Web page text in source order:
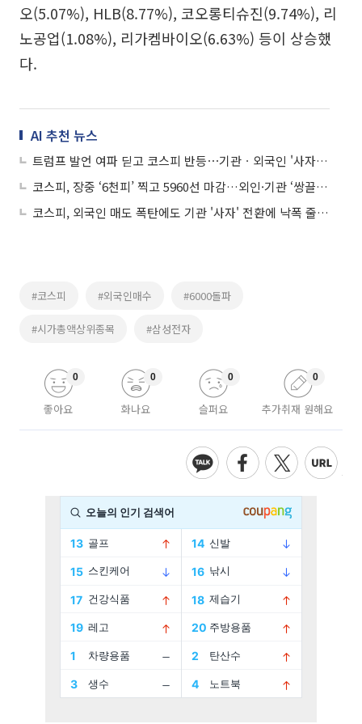
오(5.07%), HLB(8.77%), 코오롱티슈진(9.74%), 리
노공업(1.08%), 리가켐바이오(6.63%) 등이 상승했
다.
AI 추천 뉴스
트럼프 발언 여파 딛고 코스피 반등⋯기관ㆍ외국인 '사자'에 5370선 회복
코스피, 장중 ‘6천피’ 찍고 5960선 마감…외인·기관 ‘쌍끌이’
코스피, 외국인 매도 폭탄에도 기관 '사자' 전환에 낙폭 줄이며 5270선 마감
#코스피 #외국인매수 #6000돌파
#시가총액상위종목 #삼성전자
좋아요
0
화나요
0
슬퍼요
0
추가취재 원해요
0